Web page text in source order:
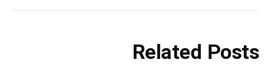
Related Posts